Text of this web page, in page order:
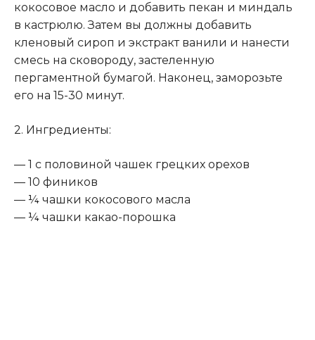
кокосовое масло и добавить пекан и миндаль
в кастрюлю. Затем вы должны добавить
кленовый сироп и экстракт ванили и нанести
смесь на сковороду, застеленную
пергаментной бумагой. Наконец, заморозьте
его на 15-30 минут.
2. Ингредиенты:
— 1 с половиной чашек грецких орехов
— 10 фиников
— ¼ чашки кокосового масла
— ¼ чашки какао-порошка